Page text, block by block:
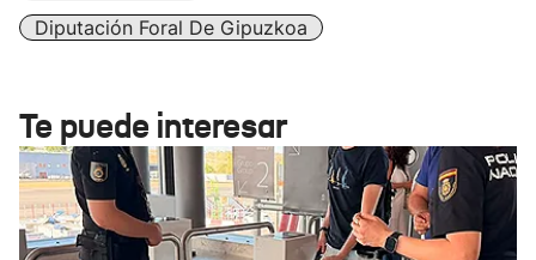
Diputación Foral De Gipuzkoa
Te puede interesar